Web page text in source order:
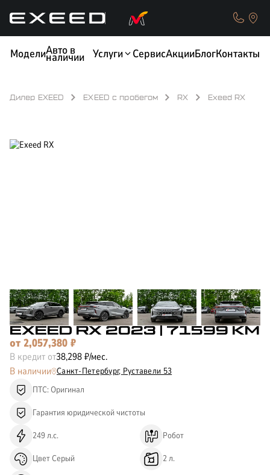
МоделиАвто в
наличии Услуги СервисАкцииБлогКонтакты
КРЕДИТ
ЛИЗИНГ
КОРПОРАТИВНЫМ
КЛИЕНТАМ
Дилер EXEED EXEED с пробегом RX Exeed RX
EXEED RX 2023 | 71599 КМ
от 2,057,380 ₽
В кредит от38,298₽/мес.
В наличии Санкт-Петербург, Руставели 53
ПТС: Оригинал
Гарантия юридической чистоты
249л.с.
Робот
Цвет Серый 2л.